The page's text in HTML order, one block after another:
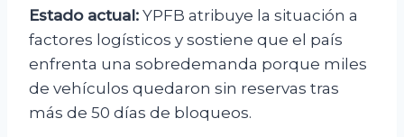
Estado actual: YPFB atribuye la situación a
factores logísticos y sostiene que el país
enfrenta una sobredemanda porque miles
de vehículos quedaron sin reservas tras
más de 50 días de bloqueos.